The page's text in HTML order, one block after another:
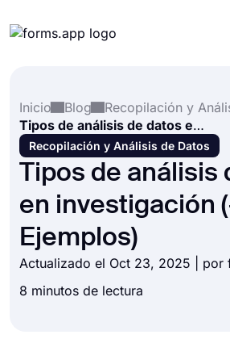
Integraciones
Plantillas
Recursos
Precios
Inicio
Blog
Tipos de análisis de datos en investigación (+ Ejemplos)
Recopilación y Análisis de Datos
Tipos de análisis
en investigación
Ejemplos)
Actualizado el Oct 23, 2025 | por
8 minutos de lectura